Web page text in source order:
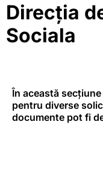
Direcția
Sociala
În această
pentru diverse
documente pot fi